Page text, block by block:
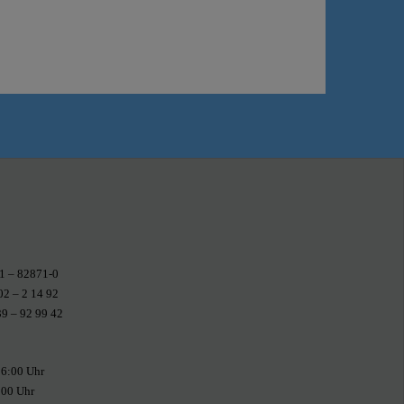
82871-0
– 2 14 92
– 92 99 42
Uhr
Uhr